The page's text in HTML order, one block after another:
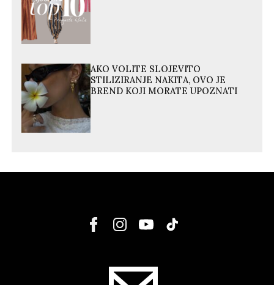
AKO VOLITE SLOJEVITO
STILIZIRANJE NAKITA, OVO JE
BREND KOJI MORATE UPOZNATI